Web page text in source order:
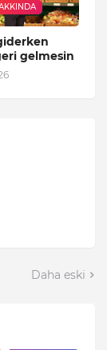
gelmesin
Daha eski